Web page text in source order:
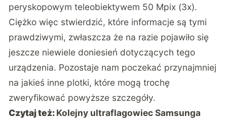
peryskopowym teleobiektywem 50 Mpix (3x).
Ciężko więc stwierdzić, które informacje są tymi
prawdziwymi, zwłaszcza że na razie pojawiło się
jeszcze niewiele doniesień dotyczących tego
urządzenia. Pozostaje nam poczekać przynajmniej
na jakieś inne plotki, które mogą trochę
zweryfikować powyższe szczegóły.
Czytaj też:Kolejny ultraflagowiec Samsunga